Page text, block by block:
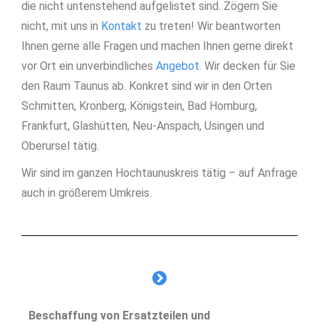
die nicht untenstehend aufgelistet sind. Zögern Sie
nicht, mit uns in Kontakt zu treten! Wir beantworten
Ihnen gerne alle Fragen und machen Ihnen gerne direkt
vor Ort ein unverbindliches Angebot. Wir decken für Sie
den Raum Taunus ab. Konkret sind wir in den Orten
Schmitten, Kronberg, Königstein, Bad Homburg,
Frankfurt, Glashütten, Neu-Anspach, Usingen und
Oberursel tätig.
Wir sind im ganzen Hochtaunuskreis tätig – auf Anfrage
auch in größerem Umkreis.
Beschaffung von Ersatzteilen und